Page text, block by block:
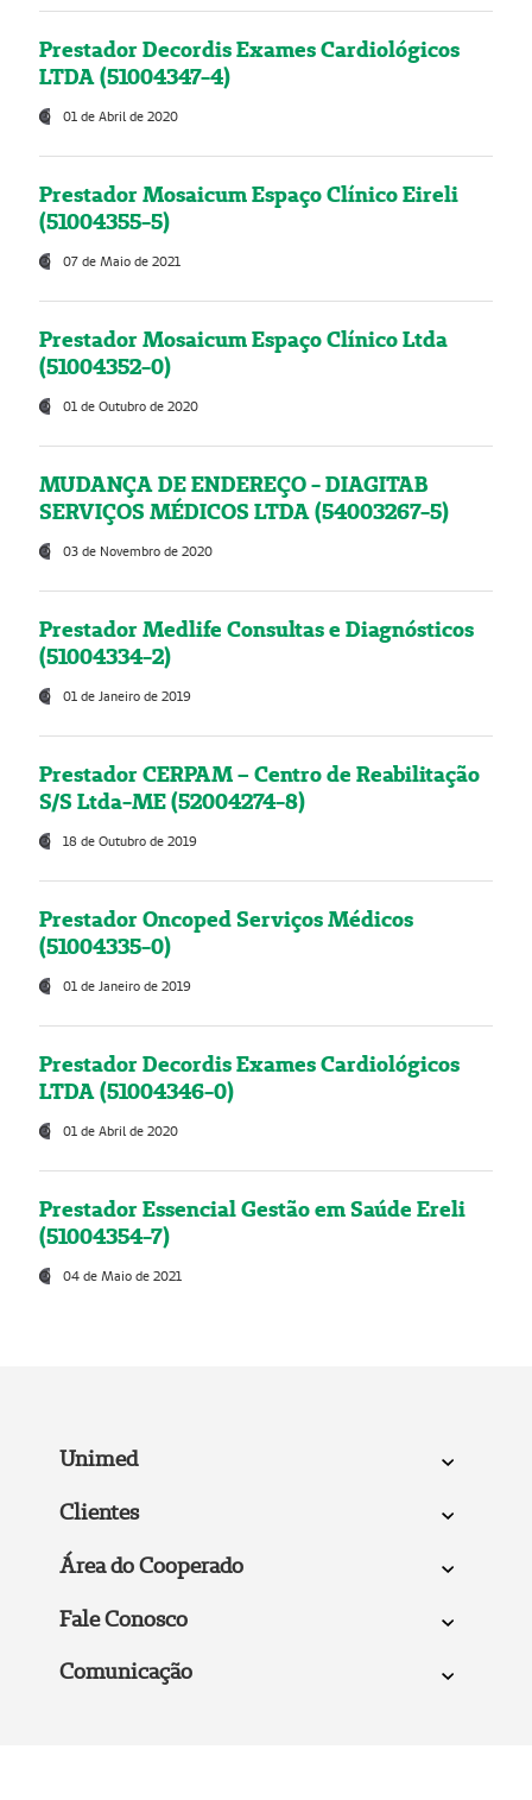
Prestador Decordis Exames Cardiológicos
LTDA (51004347-4)
01 de Abril de 2020
Prestador Mosaicum Espaço Clínico Eireli
(51004355-5)
07 de Maio de 2021
Prestador Mosaicum Espaço Clínico Ltda
(51004352-0)
01 de Outubro de 2020
MUDANÇA DE ENDEREÇO - DIAGITAB
SERVIÇOS MÉDICOS LTDA (54003267-5)
03 de Novembro de 2020
Prestador Medlife Consultas e Diagnósticos
(51004334-2)
01 de Janeiro de 2019
Prestador CERPAM – Centro de Reabilitação
S/S Ltda-ME (52004274-8)
18 de Outubro de 2019
Prestador Oncoped Serviços Médicos
(51004335-0)
01 de Janeiro de 2019
Prestador Decordis Exames Cardiológicos
LTDA (51004346-0)
01 de Abril de 2020
Prestador Essencial Gestão em Saúde Ereli
(51004354-7)
04 de Maio de 2021
Unimed
Clientes
Área do Cooperado
Fale Conosco
Comunicação